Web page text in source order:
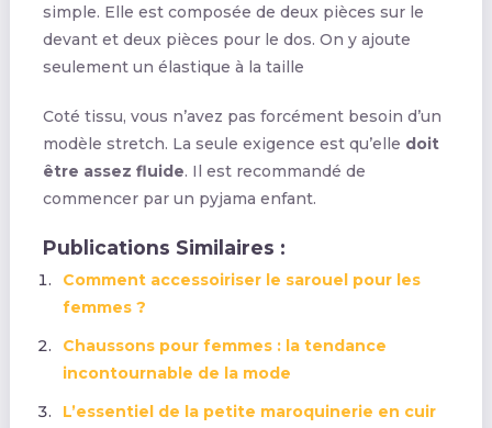
simple. Elle est composée de deux pièces sur le
devant et deux pièces pour le dos. On y ajoute
seulement un élastique à la taille
Coté tissu, vous n’avez pas forcément besoin d’un
modèle stretch. La seule exigence est qu’elle doit
être assez fluide. Il est recommandé de
commencer par un pyjama enfant.
Publications Similaires :
Comment accessoiriser le sarouel pour les
femmes ?
Chaussons pour femmes : la tendance
incontournable de la mode
L’essentiel de la petite maroquinerie en cuir